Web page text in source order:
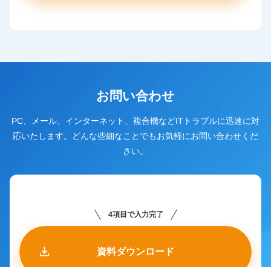
お問い合わせ
PC、メール、インターネット、複合機などITトラブルに迅速に対
応いたします。どんな些細なことでもお気軽にお問い合わせくだ
さい。
4項目で入力完了
資料ダウンロード